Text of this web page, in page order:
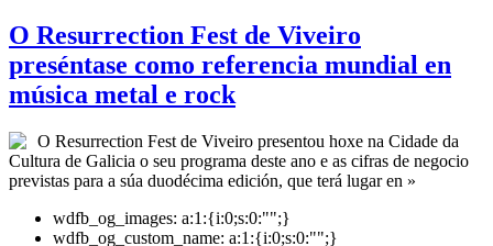
O Resurrection Fest de Viveiro
preséntase como referencia mundial en
música metal e rock
O Resurrection Fest de Viveiro presentou hoxe na Cidade da
Cultura de Galicia o seu programa deste ano e as cifras de negocio
previstas para a súa duodécima edición, que terá lugar en »
wdfb_og_images: a:1:{i:0;s:0:"";}
wdfb_og_custom_name: a:1:{i:0;s:0:"";}